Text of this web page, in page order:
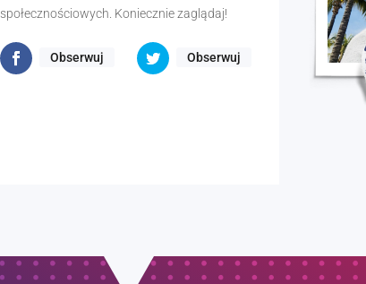
społecznościowych. Koniecznie zaglądaj!
Obserwuj Obserwuj